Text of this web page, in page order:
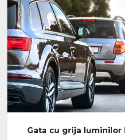
Gata cu grija luminilor